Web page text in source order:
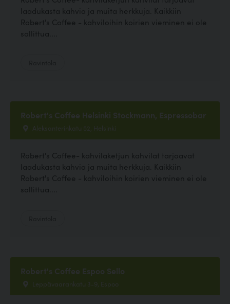
laadukasta kahvia ja muita herkkuja. Kaikkiin
Robert's Coffee - kahviloihin koirien vieminen ei ole
sallittua....
Robert's Coffee Helsinki Stockmann, Espressobar
Aleksanterinkatu 52, Helsinki
Robert's Coffee- kahvilaketjun kahvilat tarjoavat
laadukasta kahvia ja muita herkkuja. Kaikkiin
Robert's Coffee - kahviloihin koirien vieminen ei ole
sallittua....
Robert's Coffee Espoo Sello
Leppävaarankatu 3-9, Espoo